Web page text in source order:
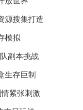
源搜集打造
模拟
副本挑战
生存巨制
紧张刺激